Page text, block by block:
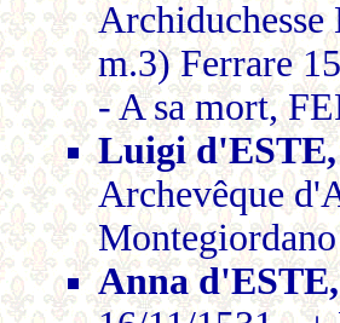
m.3) Ferrare
- A sa mort,
Luigi
Archevêque
Anna